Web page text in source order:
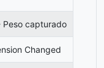
capturado
Changed